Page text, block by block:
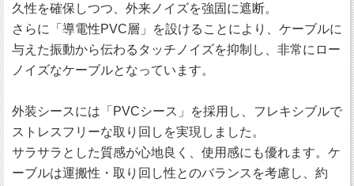
久性を確保しつつ、外来ノイズを強固に遮断。
さらに「導電性PVC層」を設けることにより、ケーブルに
与えた振動から伝わるタッチノイズを抑制し、非常にロー
ノイズなケーブルとなっています。
外装シースには「PVCシース」を採用し、フレキシブルで
ストレスフリーな取り回しを実現しました。
サラサラとした質感が心地良く、使用感にも優れます。ケ
ーブルは運搬性・取り回し性とのバランスを考慮し、約